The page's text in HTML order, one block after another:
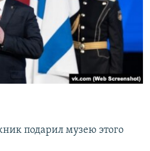
подарил музею этого